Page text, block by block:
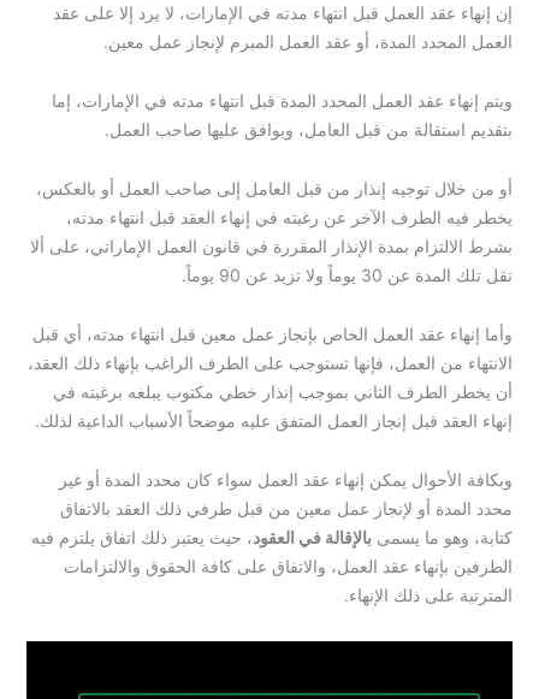
إن إنهاء عقد العمل قبل انتهاء مدته في الإمارات، لا يرد إلا على عقد
العمل المحدد المدة، أو عقد العمل المبرم لإنجاز عمل معين.
ويتم إنهاء عقد العمل المحدد المدة قبل انتهاء مدته في الإمارات، إما
بتقديم استقالة من قبل العامل، ويوافق عليها صاحب العمل.
أو من خلال توجيه إنذار من قبل العامل إلى صاحب العمل أو بالعكس،
يخطر فيه الطرف الآخر عن رغبته في إنهاء العقد قبل انتهاء مدته،
بشرط الالتزام بمدة الإنذار المقررة في قانون العمل الإماراتي، على ألا
تقل تلك المدة عن 30 يوماً ولا تزيد عن 90 يوماً.
وأما إنهاء عقد العمل الخاص بإنجاز عمل معين قبل انتهاء مدته، أي قبل
الانتهاء من العمل، فإنها تستوجب على الطرف الراغب بإنهاء ذلك العقد،
أن يخطر الطرف الثاني بموجب إنذار خطي مكتوب يبلغه برغبته في
إنهاء العقد قبل إنجاز العمل المتفق عليه موضحاً الأسباب الداعية لذلك.
وبكافة الأحوال يمكن إنهاء عقد العمل سواء كان محدد المدة أو غير
محدد المدة أو لإنجاز عمل معين من قبل طرفي ذلك العقد بالاتفاق
كتابة، وهو ما يسمى بالإقالة في العقود، حيث يعتبر ذلك اتفاق يلتزم فيه
الطرفين بإنهاء عقد العمل، والاتفاق على كافة الحقوق والالتزامات
المترتبة على ذلك الإنهاء.